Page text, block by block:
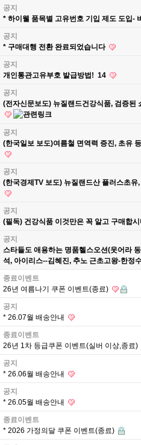
공지
* 하이웰 품목별 고유번호 기입 제도 도입-
공지
* 구매대행 전환 완료되었습니다
공지
개인통관고유부호 발급방법! 14
공지
(전자신문보도) 뉴질랜드건강식품, 검증된
공지
(한국일보 보도)여름철 면역력 증진, 초유
공지
(한국경제TV 보도) 뉴질랜드산 플러스초유
공지
(필독) 건강식품 이것만은 꼭 알고 구매합
공지
스타들도 애용하는 명품헬스오션(웃어라
석, 아이리스--김혜진, 추노 근초고왕-한정
종료이벤트
26년 여름나기 쿠폰 이벤트(종료)
공지
* 26.07월 배송안내
종료이벤트
26년 1차 등급쿠폰 이벤트(실버 이상,종료)
공지
* 26.06월 배송안내
공지
* 26.05월 배송안내
종료이벤트
* 2026 가정의달 쿠폰 이벤트(종료)